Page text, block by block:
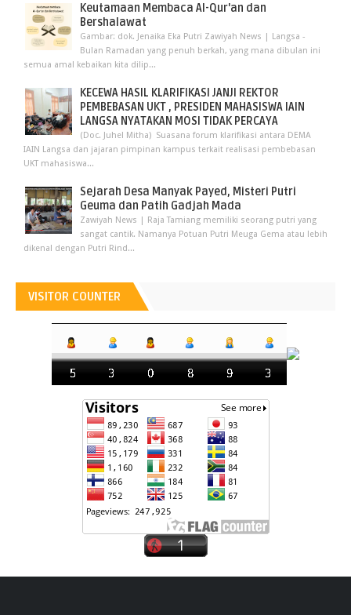
Keutamaan Membaca Al-Qur'an dan
Bershalawat
Gambar: dok. Jenaika Eka Putri Zawiyah News | Langsa -
Bulan Ramadan yang penuh berkah, yang mana dibulan ini
semua amal kebaikan kita dilip...
KECEWA HASIL KLARIFIKASI JANJI REKTOR
PEMBEBASAN UKT , PRESIDEN MAHASISWA IAIN
LANGSA NYATAKAN MOSI TIDAK PERCAYA
(Doc. Juhel Mitha) Suasana forum klarifikasi antara DEMA
IAIN Langsa dan jajaran pimpinan kampus terkait realisasi pembebasan
UKT mahasiswa...
Sejarah Desa Manyak Payed, Misteri Putri
Geuma dan Patih Gadjah Mada
Zawiyah News | Raja Tamiang memiliki seorang putri yang
sangat cantik. Namanya Potuan Putri Meuga Gema atau lebih
dikenal dengan Putri Rind...
VISITOR COUNTER